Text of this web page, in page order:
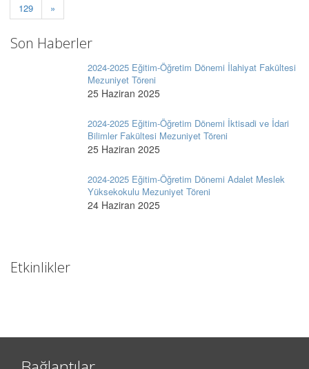
129
»
Son Haberler
2024-2025 Eğitim-Öğretim Dönemi İlahiyat Fakültesi
Mezuniyet Töreni
25 Haziran 2025
2024-2025 Eğitim-Öğretim Dönemi İktisadi ve İdari
Bilimler Fakültesi Mezuniyet Töreni
25 Haziran 2025
2024-2025 Eğitim-Öğretim Dönemi Adalet Meslek
Yüksekokulu Mezuniyet Töreni
24 Haziran 2025
Etkinlikler